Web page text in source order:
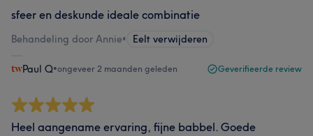
sfeer en deskunde ideale combinatie
Behandeling door Annie• Eelt verwijderen
Paul Q•ongeveer 2 maanden geleden Geverifieerde review
Heel aangename ervaring, fijne babbel. Goede